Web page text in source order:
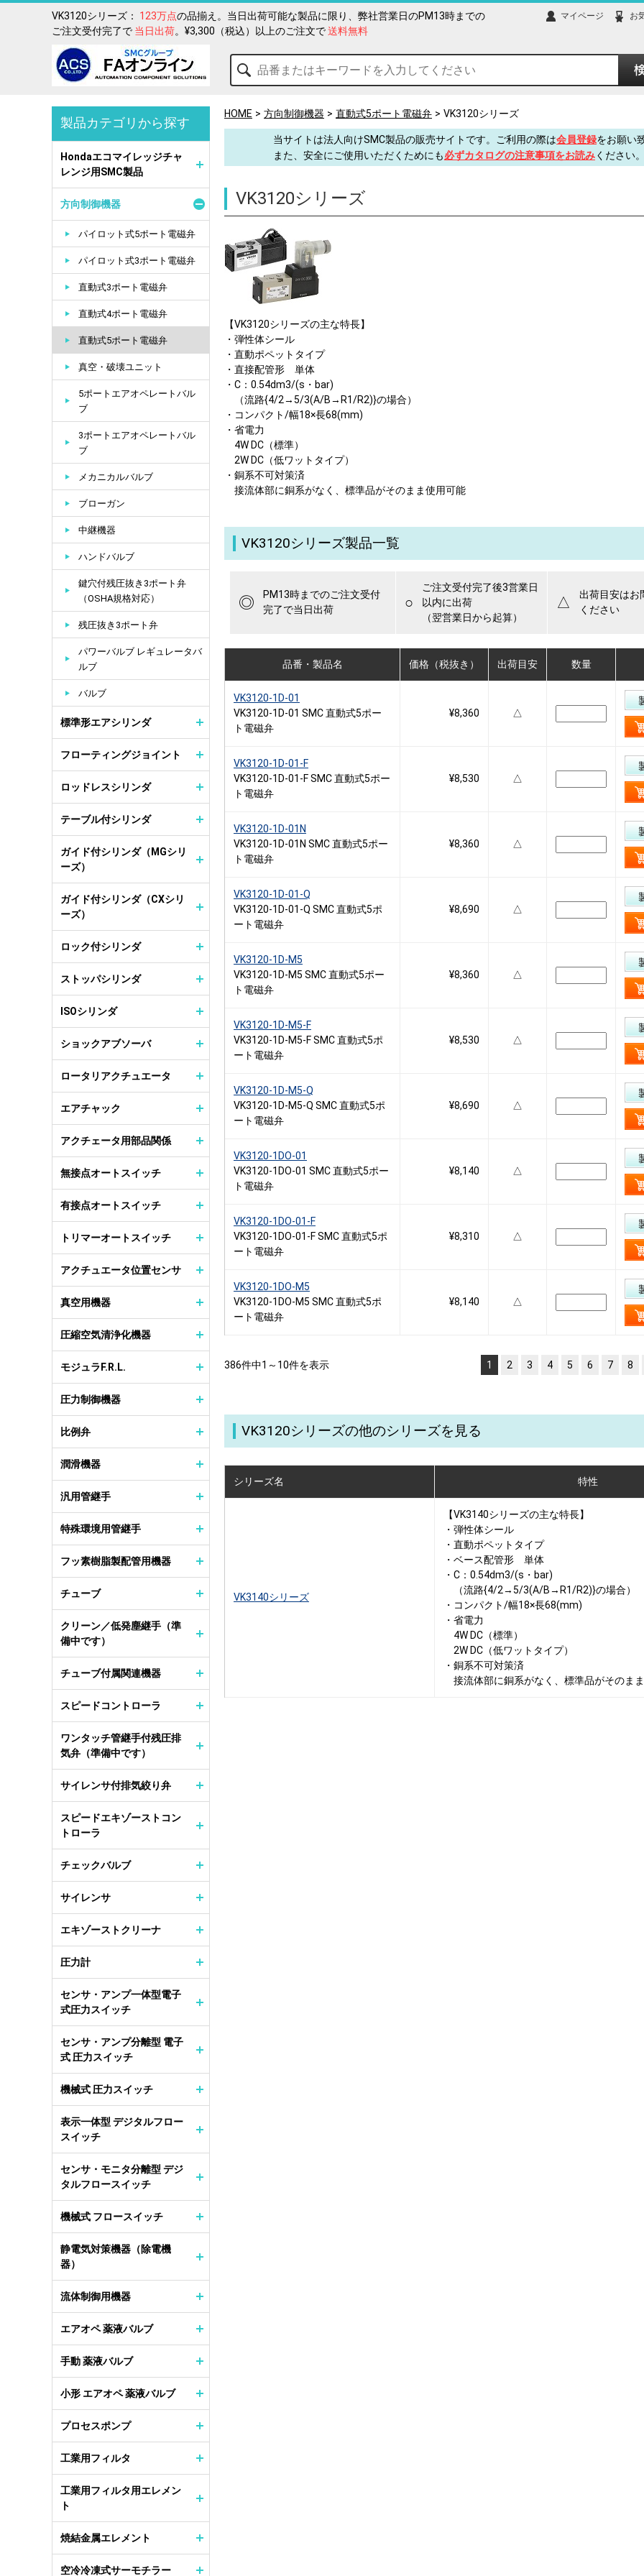
VK3120シリーズ： 123万点の品揃え。当日出荷可能な製品に限り、弊社営業日のPM13時までの
ご注文受付完了で 当日出荷。¥3,300（税込）以上のご注文で送料無料
マイページ お
HOME 方向制御機器 直動式5ポート電磁弁 VK3120シリーズ
当サイトは法人向けSMC製品の販売サイトです。ご利用の際は会員登録をお願い
また、安全にご使用いただくためにも必ずカタログの注意事項をお読みください
VK3120シリーズ
【VK3120シリーズの主な特長】
・弾性体シール
・直動ポペットタイプ
・直接配管形 単体
・C：0.54dm3/(s・bar)
（流路{4/2→5/3(A/B→R1/R2)}の場合）
・コンパクト/幅18×長68(mm)
・省電力
4W DC（標準）
2W DC（低ワットタイプ）
・銅系不可対策済
接流体部に銅系がなく、標準品がそのまま使用可能
VK3120シリーズ製品一覧
◎
PM13時までのご注文受付
完了で当日出荷
○
ご注文受付完了後3営業日
以内に出荷
（翌営業日から起算）
△
出荷目安はお
ください
品番・製品名 価格（税抜き） 出荷目安 数量
VK3120-1D-01
VK3120-1D-01 SMC 直動式5ポー
ト電磁弁
¥8,360 △
VK3120-1D-01-F
VK3120-1D-01-F SMC 直動式5ポー
ト電磁弁
¥8,530 △
VK3120-1D-01N
VK3120-1D-01N SMC 直動式5ポー
ト電磁弁
¥8,360 △
VK3120-1D-01-Q
VK3120-1D-01-Q SMC 直動式5ポ
ート電磁弁
¥8,690 △
VK3120-1D-M5
VK3120-1D-M5 SMC 直動式5ポー
ト電磁弁
¥8,360 △
VK3120-1D-M5-F
VK3120-1D-M5-F SMC 直動式5ポ
ート電磁弁
¥8,530 △
VK3120-1D-M5-Q
VK3120-1D-M5-Q SMC 直動式5ポ
ート電磁弁
¥8,690 △
VK3120-1DO-01
VK3120-1DO-01 SMC 直動式5ポー
ト電磁弁
¥8,140 △
VK3120-1DO-01-F
VK3120-1DO-01-F SMC 直動式5ポ
ート電磁弁
¥8,310 △
VK3120-1DO-M5
VK3120-1DO-M5 SMC 直動式5ポ
ート電磁弁
¥8,140 △
386件中1～10件を表示 1 2 3 4 5 6 7 8
VK3120シリーズの他のシリーズを見る
シリーズ名 特性
VK3140シリーズ
【VK3140シリーズの主な特長】
・弾性体シール
・直動ポペットタイプ
・ベース配管形 単体
・C：0.54dm3/(s・bar)
（流路{4/2→5/3(A/B→R1/R2)}の場合）
・コンパクト/幅18×長68(mm)
・省電力
4W DC（標準）
2W DC（低ワットタイプ）
・銅系不可対策済
接流体部に銅系がなく、標準品がそのま
製品カテゴリから探す
Hondaエコマイレッジチャ
レンジ用SMC製品
方向制御機器
パイロット式5ポート電磁弁
パイロット式3ポート電磁弁
直動式3ポート電磁弁
直動式4ポート電磁弁
直動式5ポート電磁弁
真空・破壊ユニット
5ポートエアオペレートバル
ブ
3ポートエアオペレートバル
ブ
メカニカルバルブ
ブローガン
中継機器
ハンドバルブ
鍵穴付残圧抜き3ポート弁
（OSHA規格対応）
残圧抜き3ポート弁
パワーバルブ レギュレータバ
ルブ
バルブ
標準形エアシリンダ
フローティングジョイント
ロッドレスシリンダ
テーブル付シリンダ
ガイド付シリンダ（MGシリ
ーズ）
ガイド付シリンダ（CXシリ
ーズ）
ロック付シリンダ
ストッパシリンダ
ISOシリンダ
ショックアブソーバ
ロータリアクチュエータ
エアチャック
アクチェータ用部品関係
無接点オートスイッチ
有接点オートスイッチ
トリマーオートスイッチ
アクチュエータ位置センサ
真空用機器
圧縮空気清浄化機器
モジュラF.R.L.
圧力制御機器
比例弁
潤滑機器
汎用管継手
特殊環境用管継手
フッ素樹脂製配管用機器
チューブ
クリーン／低発塵継手（準
備中です）
チューブ付属関連機器
スピードコントローラ
ワンタッチ管継手付残圧排
気弁（準備中です）
サイレンサ付排気絞り弁
スピードエキゾーストコン
トローラ
チェックバルブ
サイレンサ
エキゾーストクリーナ
圧力計
センサ・アンプ一体型電子
式圧力スイッチ
センサ・アンプ分離型 電子
式 圧力スイッチ
機械式 圧力スイッチ
表示一体型 デジタルフロー
スイッチ
センサ・モニタ分離型 デジ
タルフロースイッチ
機械式 フロースイッチ
静電気対策機器（除電機
器）
流体制御用機器
エアオペ 薬液バルブ
手動 薬液バルブ
小形 エアオペ 薬液バルブ
プロセスポンプ
工業用フィルタ
工業用フィルタ用エレメン
ト
焼結金属エレメント
空冷冷凍式サーモチラー